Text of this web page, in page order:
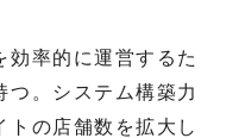
率的に運営するた
つ。システム構築力
トの店舗数を拡大し